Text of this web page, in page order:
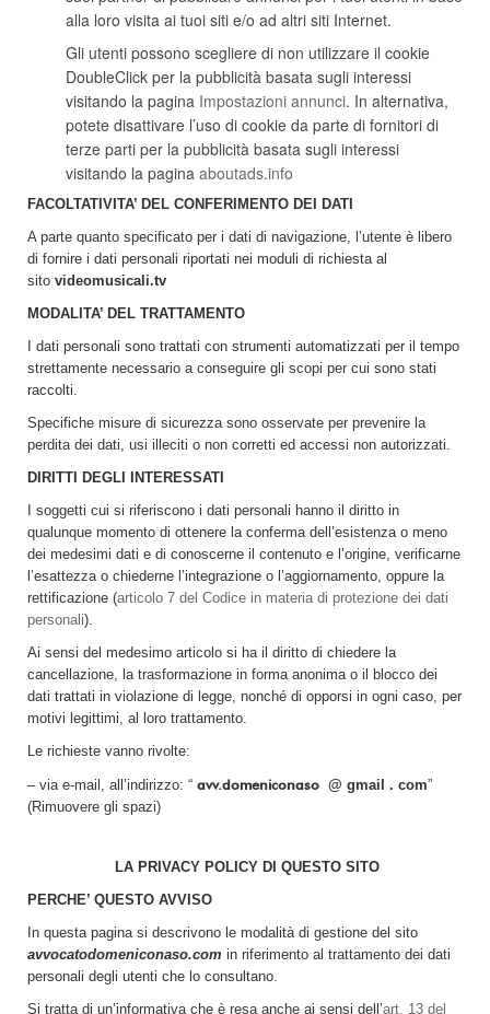
alla loro visita ai tuoi siti e/o ad altri siti Internet.
Gli utenti possono scegliere di non utilizzare il cookie
DoubleClick per la pubblicità basata sugli interessi
visitando la pagina Impostazioni annunci. In alternativa,
potete disattivare l’uso di cookie da parte di fornitori di
terze parti per la pubblicità basata sugli interessi
visitando la pagina aboutads.info
FACOLTATIVITA’ DEL CONFERIMENTO DEI DATI
A parte quanto specificato per i dati di navigazione, l’utente è libero
di fornire i dati personali riportati nei moduli di richiesta al
sito videomusicali.tv
MODALITA’ DEL TRATTAMENTO
I dati personali sono trattati con strumenti automatizzati per il tempo
strettamente necessario a conseguire gli scopi per cui sono stati
raccolti.
Specifiche misure di sicurezza sono osservate per prevenire la
perdita dei dati, usi illeciti o non corretti ed accessi non autorizzati.
DIRITTI DEGLI INTERESSATI
I soggetti cui si riferiscono i dati personali hanno il diritto in
qualunque momento di ottenere la conferma dell’esistenza o meno
dei medesimi dati e di conoscerne il contenuto e l’origine, verificarne
l’esattezza o chiederne l’integrazione o l’aggiornamento, oppure la
rettificazione (articolo 7 del Codice in materia di protezione dei dati
personali).
Ai sensi del medesimo articolo si ha il diritto di chiedere la
cancellazione, la trasformazione in forma anonima o il blocco dei
dati trattati in violazione di legge, nonché di opporsi in ogni caso, per
motivi legittimi, al loro trattamento.
Le richieste vanno rivolte:
– via e-mail, all’indirizzo: “ avv.domeniconaso @ gmail . com”
(Rimuovere gli spazi)
LA PRIVACY POLICY DI QUESTO SITO
PERCHE’ QUESTO AVVISO
In questa pagina si descrivono le modalità di gestione del sito
avvocatodomeniconaso.com in riferimento al trattamento dei dati
personali degli utenti che lo consultano.
Si tratta di un’informativa che è resa anche ai sensi dell’art. 13 del